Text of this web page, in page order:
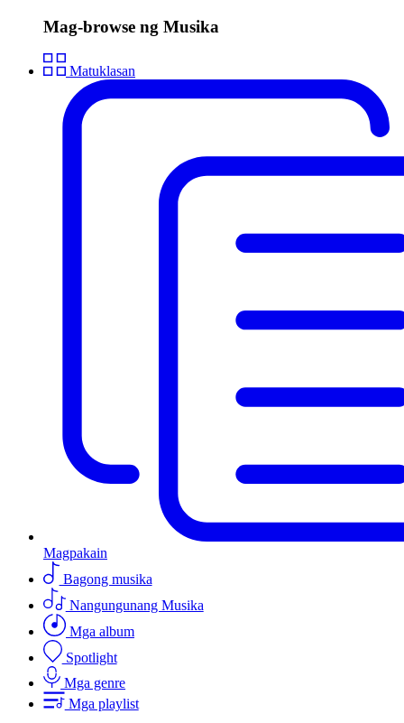
Mag-browse ng Musika
Matuklasan
Magpakain
Bagong musika
Nangungunang Musika
Mga album
Spotlight
Mga genre
Mga playlist